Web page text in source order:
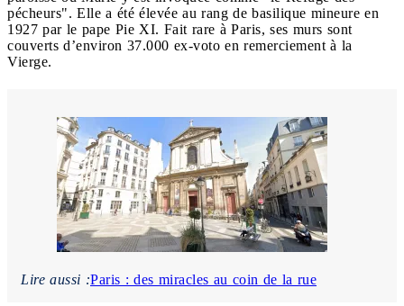
pécheurs". Elle a été élevée au rang de basilique mineure en
1927 par le pape Pie XI. Fait rare à Paris, ses murs sont
couverts d’environ 37.000 ex-voto en remerciement à la
Vierge.
Lire aussi :Paris : des miracles au coin de la rue